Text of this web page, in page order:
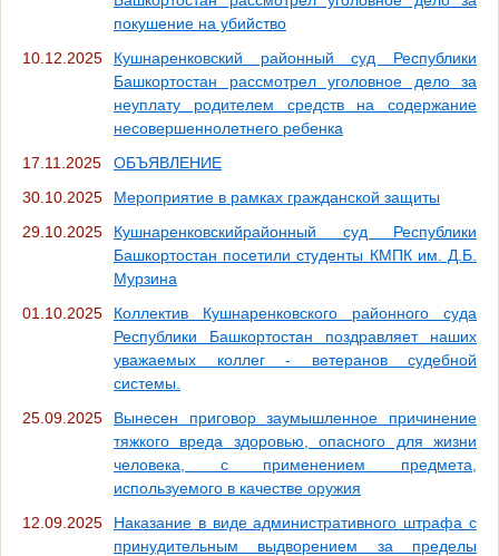
покушение на убийство
10.12.2025
Кушнаренковский районный суд Республики
Башкортостан рассмотрел уголовное дело за
неуплату родителем средств на содержание
несовершеннолетнего ребенка
17.11.2025
ОБЪЯВЛЕНИЕ
30.10.2025
Мероприятие в рамках гражданской защиты
29.10.2025
Кушнаренковскийрайонный суд Республики
Башкортостан посетили студенты КМПК им. Д.Б.
Мурзина
01.10.2025
Коллектив Кушнаренковского районного суда
Республики Башкортостан поздравляет наших
уважаемых коллег - ветеранов судебной
системы.
25.09.2025
Вынесен приговор заумышленное причинение
тяжкого вреда здоровью, опасного для жизни
человека, с применением предмета,
используемого в качестве оружия
12.09.2025
Наказание в виде административного штрафа с
принудительным выдворением за пределы